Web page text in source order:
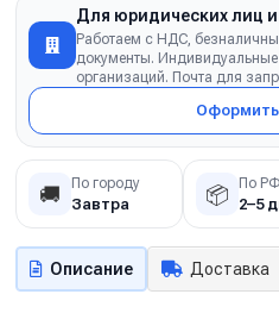
Для юридических лиц и
Работаем с НДС,
документы.
организаций. Почта для
Оформить
🚚 По городу
Завтра 📦 По РФ
2–5
Описание Доставка